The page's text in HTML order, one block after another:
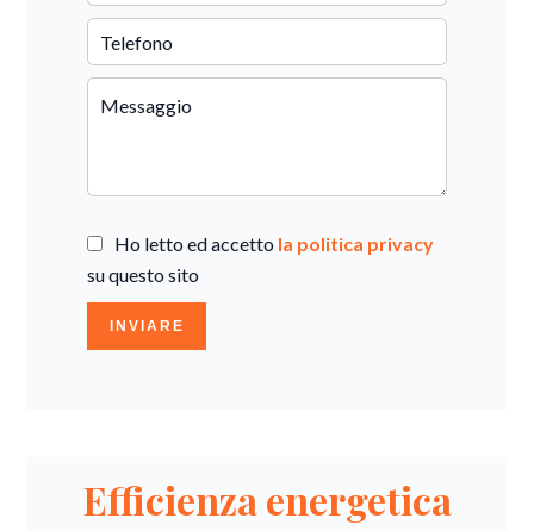
Ho letto ed accetto la politica privacy
su questo sito
INVIARE
Efficienza energetica